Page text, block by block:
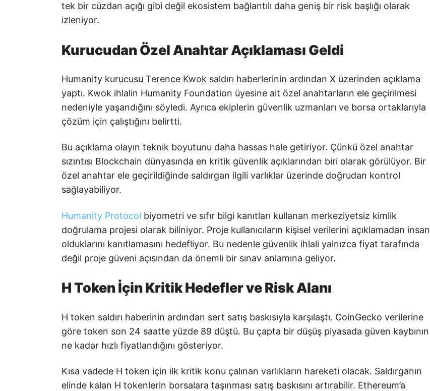
tek bir cüzdan açığı gibi değil ekosistem bağlantılı daha geniş bir risk başlığı olarak
izleniyor.
Kurucudan Özel Anahtar Açıklaması Geldi
Humanity kurucusu Terence Kwok saldırı haberlerinin ardından X üzerinden açıklama
yaptı. Kwok ihlalin Humanity Foundation üyesine ait özel anahtarların ele geçirilmesi
nedeniyle yaşandığını söyledi. Ayrıca ekiplerin güvenlik uzmanları ve borsa ortaklarıyla
çözüm için çalıştığını belirtti.
Bu açıklama olayın teknik boyutunu daha hassas hale getiriyor. Çünkü özel anahtar
sızıntısı Blockchain dünyasında en kritik güvenlik açıklarından biri olarak görülüyor. Bir
özel anahtar ele geçirildiğinde saldırgan ilgili varlıklar üzerinde doğrudan kontrol
sağlayabiliyor.
Humanity Protocol biyometri ve sıfır bilgi kanıtları kullanan merkeziyetsiz kimlik
doğrulama projesi olarak biliniyor. Proje kullanıcıların kişisel verilerini açıklamadan insan
olduklarını kanıtlamasını hedefliyor. Bu nedenle güvenlik ihlali yalnızca fiyat tarafında
değil proje güveni açısından da önemli bir sınav anlamına geliyor.
H Token İçin Kritik Hedefler ve Risk Alanı
H token saldırı haberinin ardından sert satış baskısıyla karşılaştı. CoinGecko verilerine
göre token son 24 saatte yüzde 89 düştü. Bu çapta bir düşüş piyasada güven kaybının
ne kadar hızlı fiyatlandığını gösteriyor.
Kısa vadede H token için ilk kritik konu çalınan varlıkların hareketi olacak. Saldırganın
elinde kalan H tokenlerin borsalara taşınması satış baskısını artırabilir. Ethereum’a